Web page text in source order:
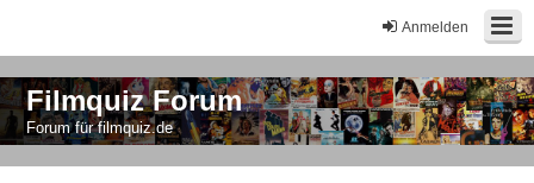
Anmelden
Filmquiz Forum
Forum für filmquiz.de